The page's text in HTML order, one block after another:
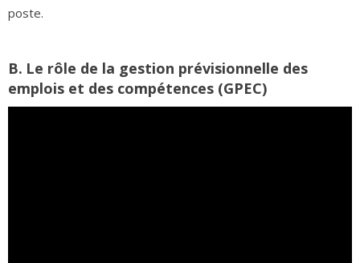
poste.
B. Le rôle de la gestion prévisionnelle des
emplois et des compétences (GPEC)